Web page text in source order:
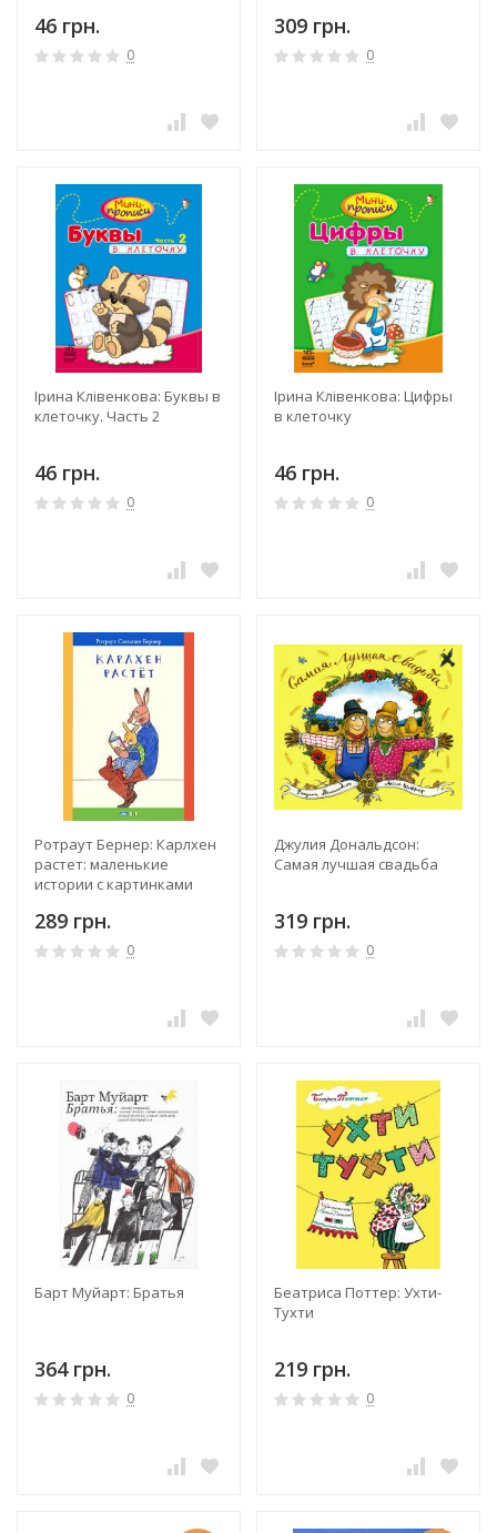
46 грн.
0
309 грн.
0
Ірина Клівенкова: Буквы в
клеточку. Часть 2
46 грн.
0
Ірина Клівенкова: Цифры
в клеточку
46 грн.
0
Ротраут Бернер: Карлхен
растет: маленькие
истории с картинками
289 грн.
0
Джулия Дональдсон:
Самая лучшая свадьба
319 грн.
0
Барт Муйарт: Братья
364 грн.
0
Беатриса Поттер: Ухти-
Тухти
219 грн.
0